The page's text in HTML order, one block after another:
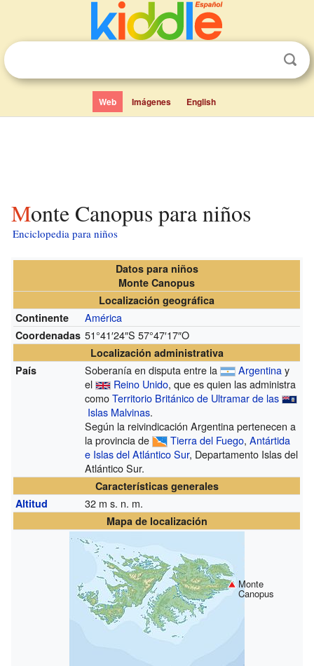
Web Imágenes English
Monte Canopus para niños
Enciclopedia para niños
Datos para niños
Monte Canopus
Localización geográfica
Continente
América
Coordenadas 51°41′24″S 57°47′17″O
Localización administrativa
País
Soberanía en disputa entre la Argentinay
el
Reino Unido, que es quien las administra
comoTerritorio Británico de Ultramar de las
Islas Malvinas.
Según la reivindicación Argentina pertenecen a
la provincia de
Tierra del Fuego,Antártida
e Islas del Atlántico Sur, Departamento Islas del
Atlántico Sur.
Características generales
Altitud
32 m s. n. m.
Mapa de localización
Monte
Canopus